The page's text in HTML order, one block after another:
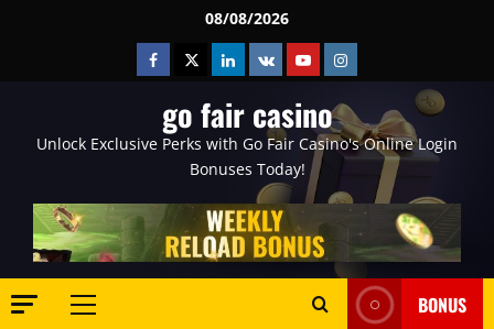
08/08/2026
Facebook
TwitterLinkedin
VK YoutubeInstagram
go fair casino
Unlock Exclusive Perks with Go Fair Casino's Online Login
Bonuses Today!
Primary
BONUS